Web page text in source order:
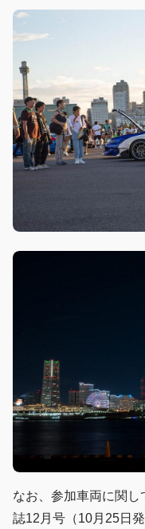
なお、参加車両に関
誌12月号（10月25日